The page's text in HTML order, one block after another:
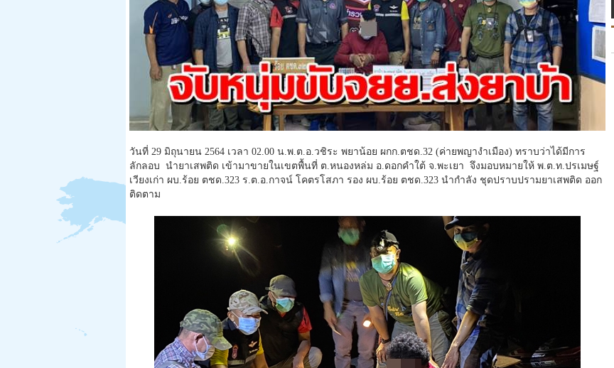
วันที่ 29 มิถุนายน 2564 เวลา 02.00 น.พ.ต.อ.วชิระ พยาน้อย ผกก.ตชด.32 (ค่ายพญางำเมือง) ทราบว่าได้มีการ
ลักลอบ นำยาเสพติด เข้ามาขายในเขตพื้นที่ ต.หนองหล่ม อ.ดอกคำใต้ จ.พะเยา จึงมอบหมายให้ พ.ต.ท.ปรเมษฐ์
เวียงเก่า ผบ.ร้อย ตชด.323 ร.ต.อ.กาจน์ โคตรโสภา รอง ผบ.ร้อย ตชด.323 นำกำลัง ชุดปราบปรามยาเสพติด ออก
ติดตาม